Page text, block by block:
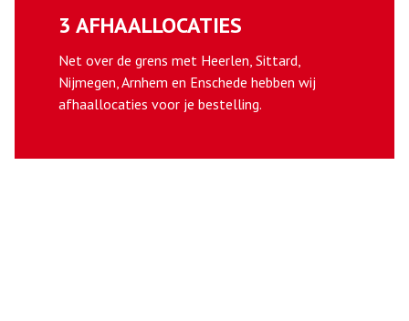
3 AFHAALLOCATIES
Net over de grens met Heerlen, Sittard,
Nijmegen, Arnhem en Enschede hebben wij
afhaallocaties voor je bestelling.